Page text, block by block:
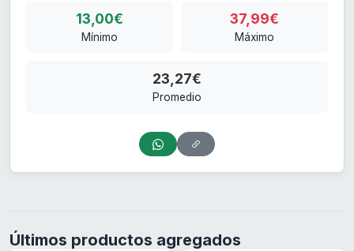
13,00€
Mínimo
37,99€
Máximo
23,27€
Promedio
Últimos productos agregados